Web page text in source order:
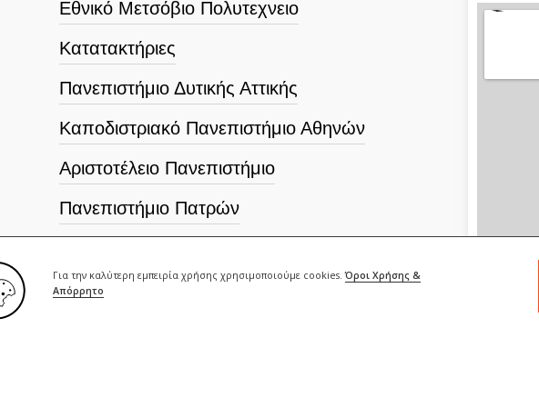
Για την καλύτερη εμπειρία χρήσης χρησιμοποιούμε cookies.Όροι Χρήσης &
Απόρρητο
Εθνικό Μετσόβιο Πολυτεχνειο
Κατατακτήριες
Πανεπιστήμιο Δυτικής Αττικής
Καποδιστριακό Πανεπιστήμιο Αθηνών
Αριστοτέλειο Πανεπιστήμιο
Πανεπιστήμιο Πατρών
Γεωπονικό Πανεπιστήμιο Αθηνών